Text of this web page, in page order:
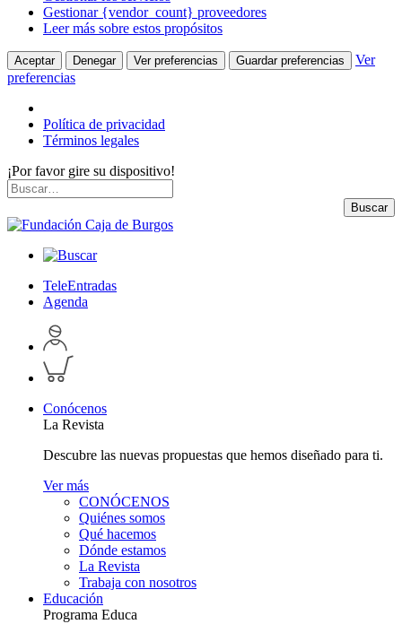
Gestionar {vendor_count} proveedores
Leer más sobre estos propósitos
Aceptar Denegar Ver preferencias Guardar preferencias
Ver
preferencias
Política de privacidad
Términos legales
¡Por favor gire su dispositivo!
Skip
to
content
Buscar
por:
Buscar
TeleEntradas
Agenda
Acceder
a
perfil
personal
Inspeccionar
carrito
Conócenos
La Revista
Descubre las nuevas propuestas que hemos diseñado para ti.
Ver más
CONÓCENOS
Quiénes somos
Qué hacemos
Dónde estamos
La Revista
Trabaja con nosotros
Educación
Programa Educa